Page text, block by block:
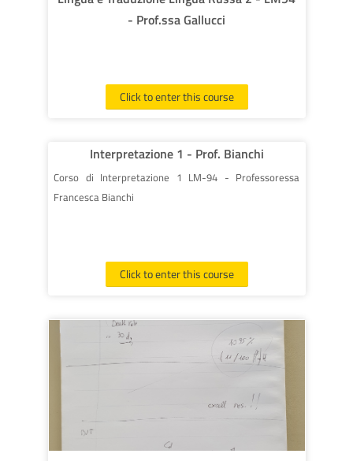
- Prof.ssa Gallucci
Click to enter this course
Interpretazione 1 - Prof. Bianchi
Corso di Interpretazione 1 LM-94 - Professoressa
Francesca Bianchi
Click to enter this course